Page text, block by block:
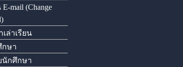
mail (Change
ล่าเรียน
ษา
นักศึกษา